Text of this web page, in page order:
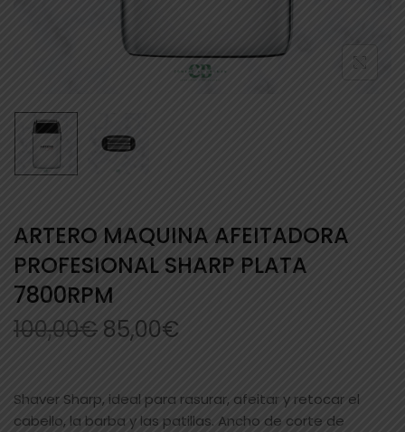
ARTERO MAQUINA AFEITADORA
PROFESIONAL SHARP PLATA
7800RPM
100,00€ 85,00€
Shaver Sharp, ideal para rasurar, afeitar y retocar el
cabello, la barba y las patillas. Ancho de corte de